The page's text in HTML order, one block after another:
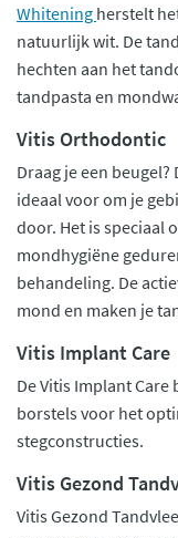
Whitening herstelt
natuurlijk wit. De
hechten aan het
tandpasta en
Vitis Orthodontic
Draag je een
ideaal voor om je
door. Het is speciaal
mondhygiëne
behandeling. De
mond en maken je
Vitis Implant Care
De Vitis Implant
borstels voor het
stegconstructies.
Vitis Gezond
Vitis Gezond